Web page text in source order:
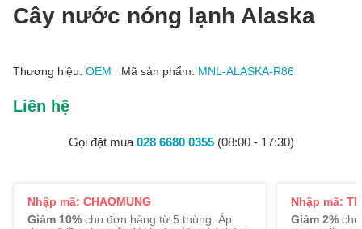
Cây nước nóng lạnh Alaska
Thương hiệu: OEM Mã sản phẩm: MNL-ALASKA-R86
Liên hệ
Gọi đặt mua 028 6680 0355(08:00 - 17:30)
Nhập mã: CHAOMUNG
Giảm 10% cho đơn hàng từ 5 thùng. Áp
Nhập mã:
Giảm 2%cho